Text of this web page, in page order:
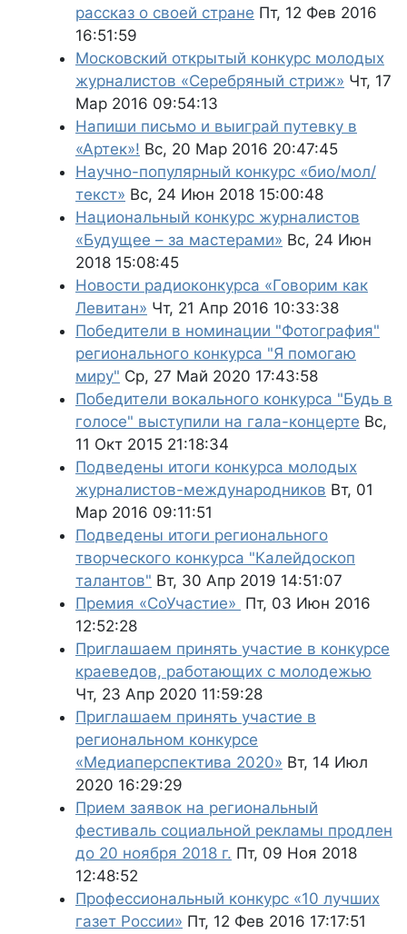
рассказ о своей стране Пт, 12 Фев 2016
16:51:59
Московский открытый конкурс молодых
журналистов «Серебряный стриж» Чт, 17
Мар 2016 09:54:13
Напиши письмо и выиграй путевку в
«Артек»! Вс, 20 Мар 2016 20:47:45
Научно-популярный конкурс «био/мол/
текст» Вс, 24 Июн 2018 15:00:48
Национальный конкурс журналистов
«Будущее – за мастерами» Вс, 24 Июн
2018 15:08:45
Новости радиоконкурса «Говорим как
Левитан» Чт, 21 Апр 2016 10:33:38
Победители в номинации "Фотография"
регионального конкурса "Я помогаю
миру" Ср, 27 Май 2020 17:43:58
Победители вокального конкурса "Будь в
голосе" выступили на гала-концерте Вс,
11 Окт 2015 21:18:34
Подведены итоги конкурса молодых
журналистов-международников Вт, 01
Мар 2016 09:11:51
Подведены итоги регионального
творческого конкурса "Калейдоскоп
талантов" Вт, 30 Апр 2019 14:51:07
Премия «СоУчастие» Пт, 03 Июн 2016
12:52:28
Приглашаем принять участие в конкурсе
краеведов, работающих с молодежью
Чт, 23 Апр 2020 11:59:28
Приглашаем принять участие в
региональном конкурсе
«Медиаперспектива 2020» Вт, 14 Июл
2020 16:29:29
Прием заявок на региональный
фестиваль социальной рекламы продлен
до 20 ноября 2018 г. Пт, 09 Ноя 2018
12:48:52
Профессиональный конкурс «10 лучших
газет России» Пт, 12 Фев 2016 17:17:51